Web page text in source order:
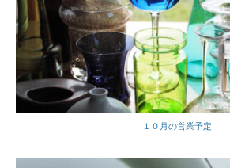
１０月の営業予定